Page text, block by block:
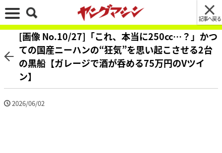
記事へ戻る
[画像 No.10/27]「これ、本当に250cc…？」かつ
ての国産ニーハンの“狂気”を思い起こさせる2台
の黒船【ガレージで酒が呑める75万円のVツイ
ン】
2026/06/02